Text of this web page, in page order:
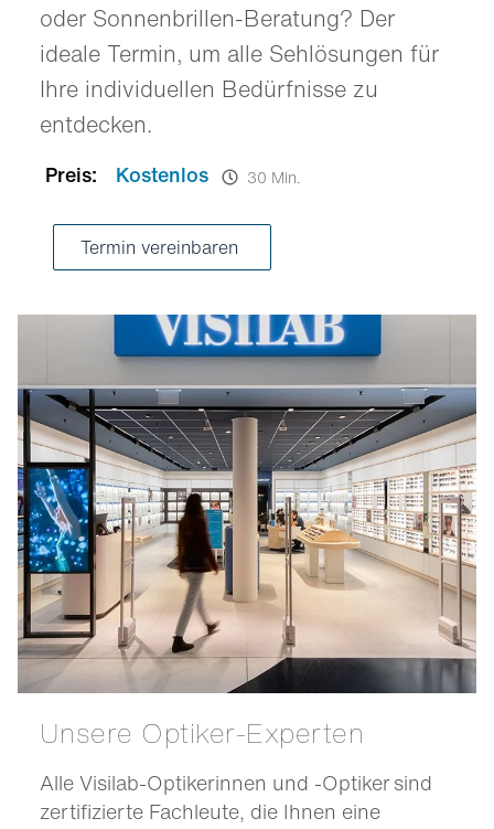
oder Sonnenbrillen-Beratung? Der
ideale Termin, um alle Sehlösungen für
Ihre individuellen Bedürfnisse zu
entdecken.
Preis: Kostenlos 30 Min.
Termin vereinbaren
Unsere Optiker-Experten
Alle Visilab-Optikerinnen und -Optiker sind
zertifizierte Fachleute, die Ihnen eine